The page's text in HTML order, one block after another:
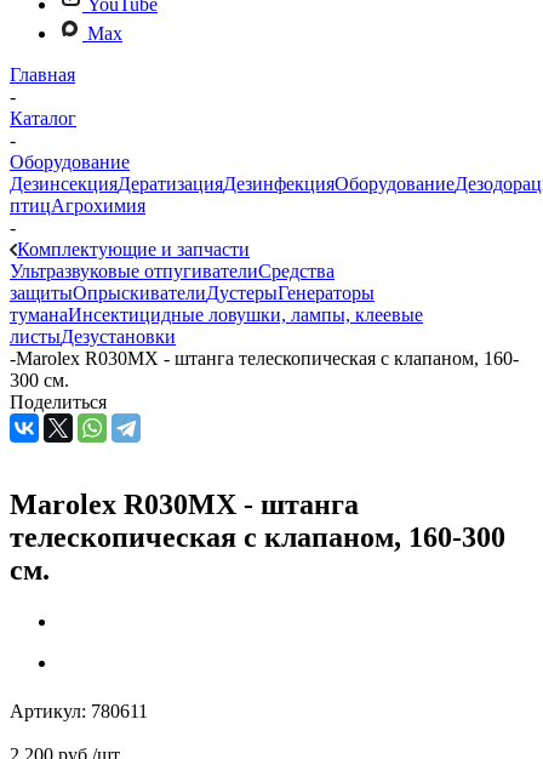
YouTube
Max
Главная
-
Каталог
-
Оборудование
ДезинсекцияДератизацияДезинфекцияОборудование
птицАгрохимия
-
Комплектующие и запчасти
Ультразвуковые отпугивателиСредства
защитыОпрыскивателиДустерыГенераторы
туманаИнсектицидные ловушки, лампы, клеевые
листыДезустановки
-Marolex R030MX - штанга телескопическая с клапаном, 160-
300 см.
Поделиться
Marolex R030MX - штанга
телескопическая с клапаном, 160-300
см.
Артикул: 780611
2 200 руб./шт